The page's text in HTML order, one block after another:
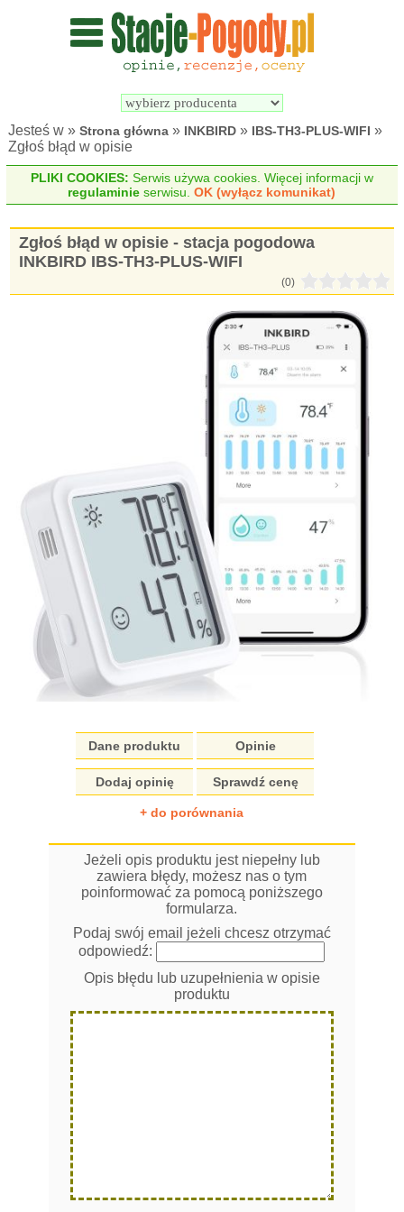
Wyszukiwarka
pogodowych
Jesteś w »Strona główna » INKBIRD » IBS-TH3-PLUS-WIFI »
Zgłoś błąd w opisie
PLIKI COOKIES: Serwis używa cookies. Więcej informacji w
regulaminie serwisu.OK (wyłącz komunikat)
Zgłoś błąd w opisie - stacja pogodowa
INKBIRD IBS-TH3-PLUS-WIFI
(0)
Dane produktu Opinie
Dodaj opinię Sprawdź cenę
+ do porównania
Jeżeli opis produktu jest niepełny lub
zawiera błędy, możesz nas o tym
poinformować za pomocą poniższego
formularza.
Podaj swój email jeżeli chcesz otrzymać
odpowiedź:
Opis błędu lub uzupełnienia w opisie
produktu